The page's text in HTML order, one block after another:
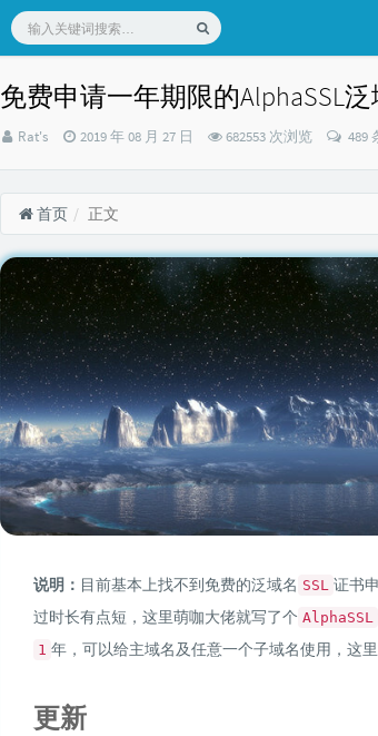
免费申请一年期限的AlphaSSL
博
Rat's
发
时
间：
2019 年 08 月 27 日 682553 次浏览 489
首页 正文
说明： 目前基本上找不到免费的泛域名 SSL 证书
过时长有点短，这里萌咖大佬就写了个 AlphaSSL
1 年，可以给主域名及任意一个子域名使用，这
更新